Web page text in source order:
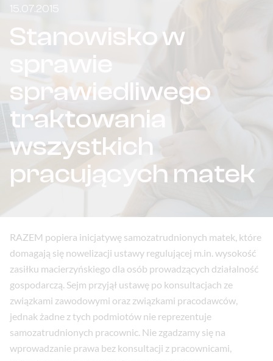
15.07.2015
Stanowisko w
sprawie
sprawiedliwego
traktowania
wszystkich
pracujących matek
RAZEM popiera inicjatywę samozatrudnionych matek, które
domagają się nowelizacji ustawy regulującej m.in. wysokość
zasiłku macierzyńskiego dla osób prowadzących działalność
gospodarczą. Sejm przyjął ustawę po konsultacjach ze
związkami zawodowymi oraz związkami pracodawców,
jednak żadne z tych podmiotów nie reprezentuje
samozatrudnionych pracownic. Nie zgadzamy się na
wprowadzanie prawa bez konsultacji z pracownicami,